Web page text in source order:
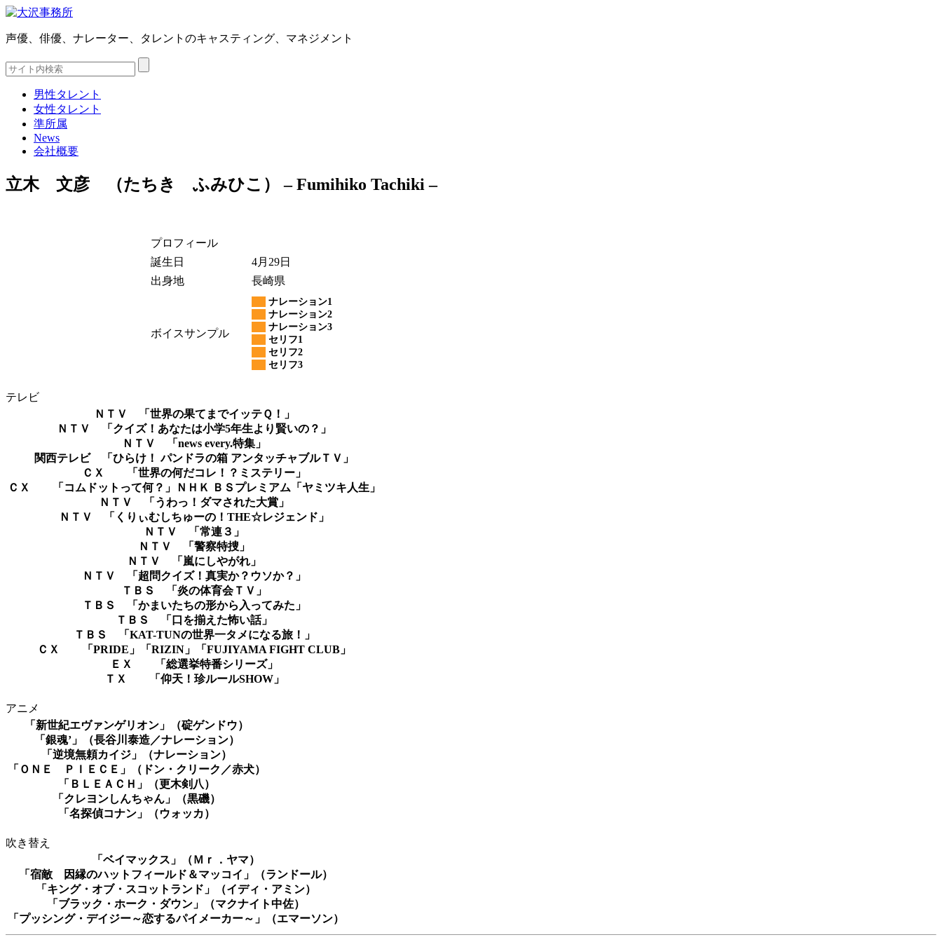
声優、俳優、ナレーター、タレントのキャスティング、マネジメント
男性タレント
女性タレント
準所属
News
会社概要
立木 文彦 （たちき ふみひこ） – Fumihiko Tachiki –
プロフィール
誕生日
4月29日
出身地
長崎県
ボイスサンプル
ナレーション1
ナレーション2
ナレーション3
セリフ1
セリフ2
セリフ3
テレビ
ＮＴＶ 「世界の果てまでイッテＱ！」
ＮＴＶ 「クイズ！あなたは小学5年生より賢いの？」
ＮＴＶ 「news every.特集」
関西テレビ 「ひらけ！ パンドラの箱 アンタッチャブルＴＶ」
ＣＸ 「世界の何だコレ！？ミステリー」
ＣＸ 「コムドットって何？」ＮＨＫ ＢＳプレミアム「ヤミツキ人生」
ＮＴＶ 「うわっ！ダマされた大賞」
ＮＴＶ 「くりぃむしちゅーの！THE☆レジェンド」
ＮＴＶ 「常連３」
ＮＴＶ 「警察特捜」
ＮＴＶ 「嵐にしやがれ」
ＮＴＶ 「超問クイズ！真実か？ウソか？」
ＴＢＳ 「炎の体育会ＴＶ」
ＴＢＳ 「かまいたちの形から入ってみた」
ＴＢＳ 「口を揃えた怖い話」
ＴＢＳ 「KAT-TUNの世界一タメになる旅！」
ＣＸ 「PRIDE」「RIZIN」「FUJIYAMA FIGHT CLUB」
ＥＸ 「総選挙特番シリーズ」
ＴＸ 「仰天！珍ルールSHOW」
アニメ
「新世紀エヴァンゲリオン」（碇ゲンドウ）
「銀魂’」（長谷川泰造／ナレーション）
「逆境無頼カイジ」（ナレーション）
「ＯＮＥ ＰＩＥＣＥ」（ドン・クリーク／赤犬）
「ＢＬＥＡＣＨ」（更木剣八）
「クレヨンしんちゃん」（黒磯）
「名探偵コナン」（ウォッカ）
吹き替え
「ベイマックス」（Ｍｒ．ヤマ）
「宿敵 因縁のハットフィールド＆マッコイ」（ランドール）
「キング・オブ・スコットランド」（イディ・アミン）
「ブラック・ホーク・ダウン」（マクナイト中佐）
「プッシング・デイジー～恋するパイメーカー～」（エマーソン）